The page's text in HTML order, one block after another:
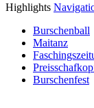
Highlights
Burschenball
Maitanz
Burschenfest